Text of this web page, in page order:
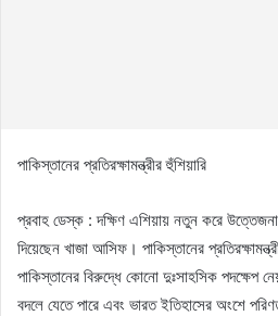
পাকিস্তানের প্রতিরক্ষামন্ত্রীর হুঁশিয়ারি
প্রবাহ ডেস্ক : দক্ষিণ এশিয়ায় নতুন করে উত্তেজনা
দিয়েছেন খাজা আসিফ। পাকিস্তানের
পাকিস্তানের বিরুদ্ধে কোনো দুঃসাহসিক পদক্ষেপ
বদলে যেতে পারে এবং ভারত ইতিহাসের অংশে